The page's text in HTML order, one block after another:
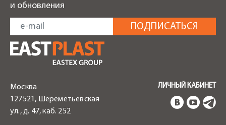
и обновления
Москва
127521, Шереметьевская
ул., д. 47, каб. 252
ЛИЧНЫЙ КАБИНЕТ